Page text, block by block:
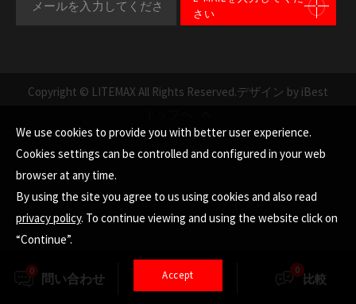
さい
Copyright © LITEMAX All Rights Reserved.デザイン by iBest
0 問い合わせ 選択
0
比較
We use cookies to provide you with better user experience.
Cookies settings can be controlled and configured in your web
browser at any time.
By using the site you agree to us using cookies and also read
privacy policy. To continue viewing and using the website click on
“Continue”.
Accept